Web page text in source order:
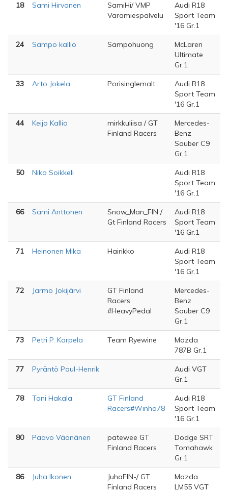
18 Sami Hirvonen
SamiHi/ VMP
Varamiespalvelu
Audi R18
Sport Team
'16 Gr.1
24 Sampo kallio Sampohuong
McLaren
Ultimate
Gr.1
33 Arto Jokela Porisinglemalt
Audi R18
Sport Team
'16 Gr.1
44 Keijo Kallio
mirkkuliisa / GT
Finland Racers
Mercedes-
Benz
Sauber C9
Gr.1
50 Niko Soikkeli
Audi R18
Sport Team
'16 Gr.1
66 Sami Anttonen
Snow_Man_FIN /
Gt Finland Racers
Audi R18
Sport Team
'16 Gr.1
71 Heinonen Mika Hairikko
Audi R18
Sport Team
'16 Gr.1
72 Jarmo Jokijärvi
GT Finland
Racers
#HeavyPedal
Mercedes-
Benz
Sauber C9
Gr.1
73 Petri P. Korpela Team Ryewine
Mazda
787B Gr.1
77 Pyräntö Paul-Henrik
Audi VGT
Gr.1
78 Toni Hakala
GT Finland
Racers#Winha78
Audi R18
Sport Team
'16 Gr.1
80 Paavo Väänänen
patewee GT
Finland Racers
Dodge SRT
Tomahawk
Gr.1
86 Juha Ikonen
JuhaFIN-/ GT
Finland Racers
Mazda
LM55 VGT